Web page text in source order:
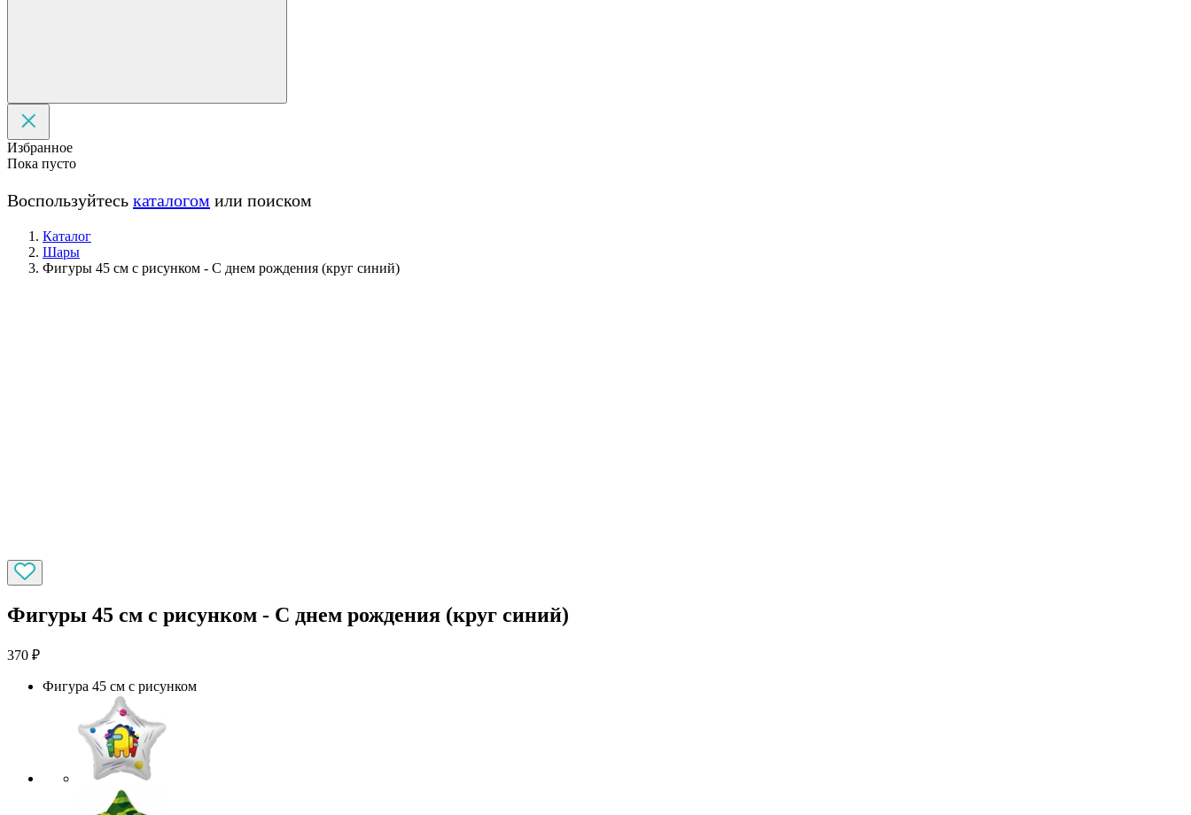
Избранное
Пока пусто
Воспользуйтесь каталогом или поиском
Каталог
Шары
Фигуры 45 см с рисунком - С днем рождения (круг синий)
Фигуры 45 см с рисунком - С днем рождения (круг синий)
370 ₽
Фигура 45 см с рисунком